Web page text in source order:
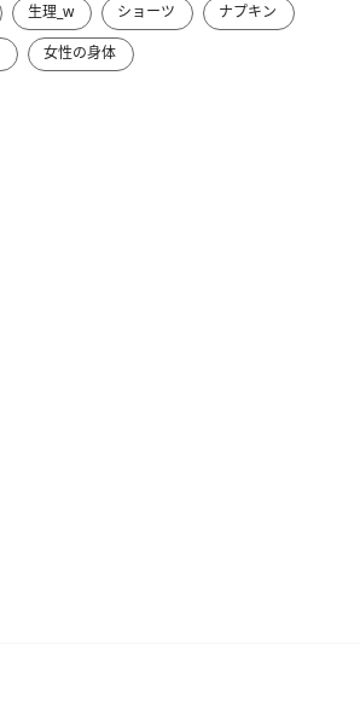
生理_w ショーツ
ナプキン
女性の身体